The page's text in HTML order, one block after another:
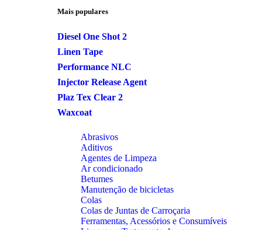
Mais populares
Diesel One Shot 2
Linen Tape
Performance NLC
Injector Release Agent
Plaz Tex Clear 2
Waxcoat
Abrasivos
Aditivos
Agentes de Limpeza
Ar condicionado
Betumes
Manutenção de bicicletas
Colas
Colas de Juntas de Carroçaria
Ferramentas, Acessórios e Consumíveis